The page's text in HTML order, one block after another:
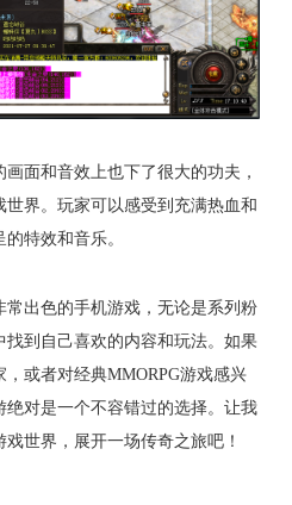
面和音效上也下了很大的功夫，
界。玩家可以感受到充满热血和
特效和音乐。
出色的手机游戏，无论是系列粉
到自己喜欢的内容和玩法。如果
或者对经典MMORPG游戏感兴
对是一个不容错过的选择。让我
世界，展开一场传奇之旅吧！